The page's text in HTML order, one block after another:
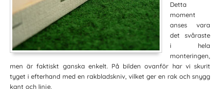
Detta
moment
anses vara
det svåraste
i hela
monteringen,
men är faktiskt ganska enkelt. På bilden ovanför har vi skurit
tyget i efterhand med en rakbladskniv, vilket ger en rak och snygg
kant och linje.